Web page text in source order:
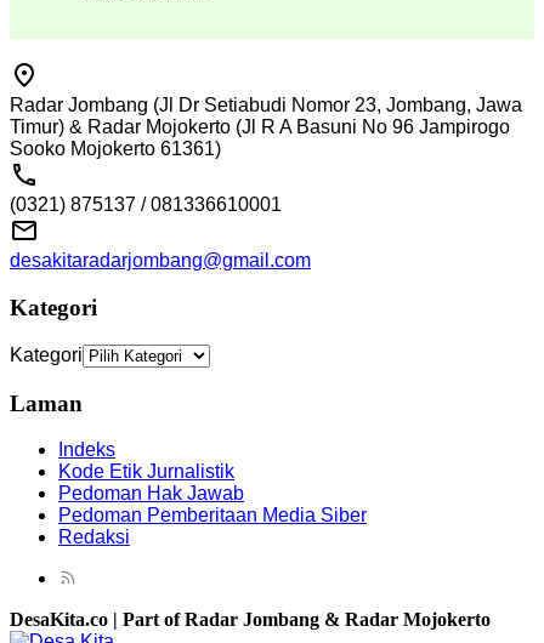
Radar Jombang (Jl Dr Setiabudi Nomor 23, Jombang, Jawa
Timur) & Radar Mojokerto (Jl R A Basuni No 96 Jampirogo
Sooko Mojokerto 61361)
(0321) 875137 / 081336610001
desakitaradarjombang@gmail.com
Kategori
Kategori
Laman
Indeks
Kode Etik Jurnalistik
Pedoman Hak Jawab
Pedoman Pemberitaan Media Siber
Redaksi
DesaKita.co | Part of Radar Jombang & Radar Mojokerto